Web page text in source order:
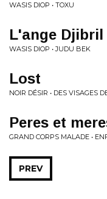
WASIS DIOP • TOXU
L'ange Djibril
WASIS DIOP • JUDU BEK
Lost
NOIR DÉSIR • DES VISAGES
Peres et
GRAND CORPS MALADE •
PREV